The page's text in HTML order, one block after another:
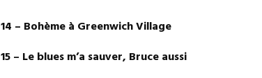
14 – Bohème à Greenwich Village
15 – Le blues m’a sauver, Bruce aussi